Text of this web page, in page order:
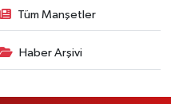
Tüm Manşetler
Haber Arşivi